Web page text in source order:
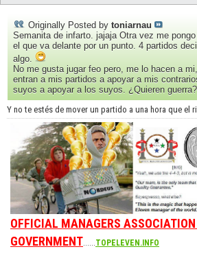
Originally Posted by toniarnau
Semanita de infarto. jajaja Otra vez me
el que va delante por un punto. 4 partidos
algo.
No me gusta jugar feo pero, me lo hacen a
entran a mis partidos a apoyar a mis
suyos a apoyar a los suyos. ¿Quieren
Y no te estés de mover un partido a una hora que el
OFFICIAL MANAGERS
GOVERNMENT......TOPELEVEN.INFO